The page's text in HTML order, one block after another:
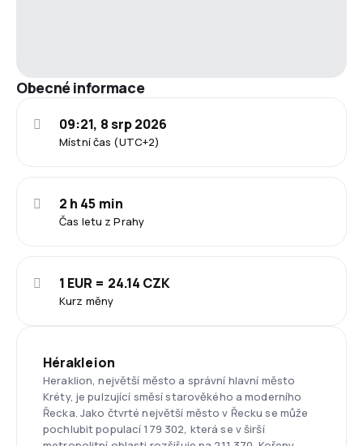
Obecné informace
Místní čas (UTC+2)
09:21, 8 srp 2026
Čas letu z Prahy
2 h 45 min
Kurz měny
1 EUR = 24.14 CZK
Hérakleion
Heraklion, největší město a správní hlavní město
Kréty, je pulzující směsí starověkého a moderního
Řecka. Jako čtvrté největší město v Řecku se může
pochlubit populací 179 302, která se v širší